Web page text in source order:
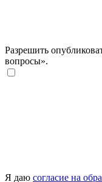
Разрешить
вопросы».
Я даю согласие на